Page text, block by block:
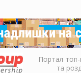
Портал
та